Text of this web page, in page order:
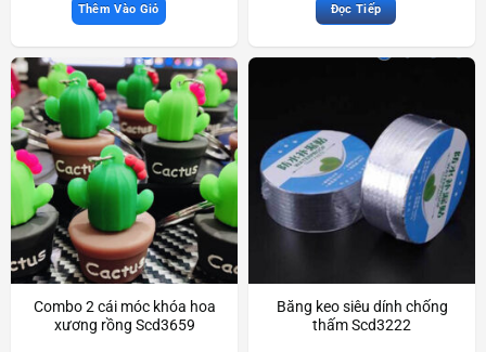
Thêm Vào Giỏ Đọc Tiếp
Combo 2 cái móc khóa hoa
xương rồng Scd3659
Băng keo siêu dính chống
thấm Scd3222